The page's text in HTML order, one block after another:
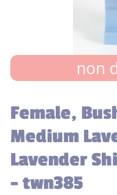
non
Female,
Medium
Lavender
- twn385